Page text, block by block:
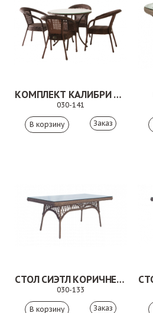
КОМПЛЕКТ КАЛИБРИ КОРИЧНЕВЫЙ
030-141
Заказ
СТОЛ СИЭТЛ КОРИЧНЕВЫЙ
030-133
Заказ